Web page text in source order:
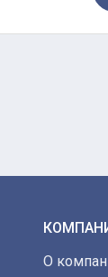
О